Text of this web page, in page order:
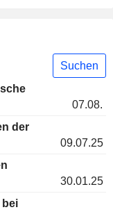
Suchen
07.08.
der
09.07.25
30.01.25
bei